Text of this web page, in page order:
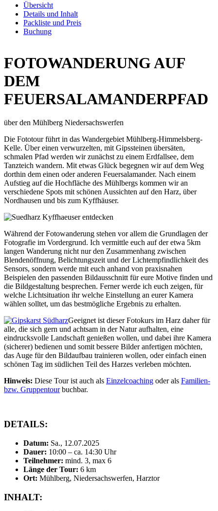
Übersicht
Details und Inhalt
Packliste und Preis
Buchung
FOTOWANDERUNG AUF
DEM
FEUERSALAMANDERPFAD
über den Mühlberg Niedersachswerfen
Die Fototour führt in das Wandergebiet Mühlberg-Himmelsberg-
Kelle. Über einen verwurzelten, mit Gipssteinen übersäten,
schmalen Pfad werden wir zunächst zu einem Erdfallsee, dem
Tanzteich wandern. Mit etwas Glück begegnen wir auf dem Weg
dorthin dem einen oder anderen Feuersalamander. Nach einem
Aufstieg auf die Hochfläche des Mühlbergs kommen wir an
verschiedene Spots mit schönen Aussichten auf den Harz, über
Nordhausen und bis zum Kyffhäuser.
Während der Fotowanderung stehen vor allem die Grundlagen der
Fotografie im Vordergrund. Ich vermittle euch auf der etwa 5km
langen Wanderung nicht nur den Zusammenhang zwischen
Blendenöffnung, Belichtungszeit und der Lichtempfindlichkeit des
Sensors, sondern werde mit euch anhand von praxisnahen
Beispielen den passenden Bildausschnitt für eure Motive finden und
die Bildgestaltung besprechen. Ferner werde ich euch zeigen, für
welche Lichtsituation ihr welche Einstellung an eurer Kamera
wählen solltet, um das bestmögliche Ergebnis zu erhalten.
Geeignet ist dieser Fotokurs im Harz daher für
alle, die sich gern und achtsam in der Natur aufhalten, eine
eindrucksvolle Landschaft genießen wollen, und dabei ihre Kamera
(sicherer) bedienen und somit bessere Bilder anfertigen möchten,
das Auge für den Bildaufbau trainieren wollen, oder einfach einen
schönen Tag im südlichen Teil des Harzes verleben möchten.
Hinweis: Diese Tour ist auch als Einzelcoaching oder als Familien-
bzw. Gruppentourbuchbar.
DETAILS:
Datum: Sa., 12.07.2025
Dauer: 10:00 – ca. 14:30 Uhr
Teilnehmer: mind. 3, max 6
Länge der Tour: 6 km
Ort: Mühlberg, Niedersachswerfen, Harztor
INHALT: